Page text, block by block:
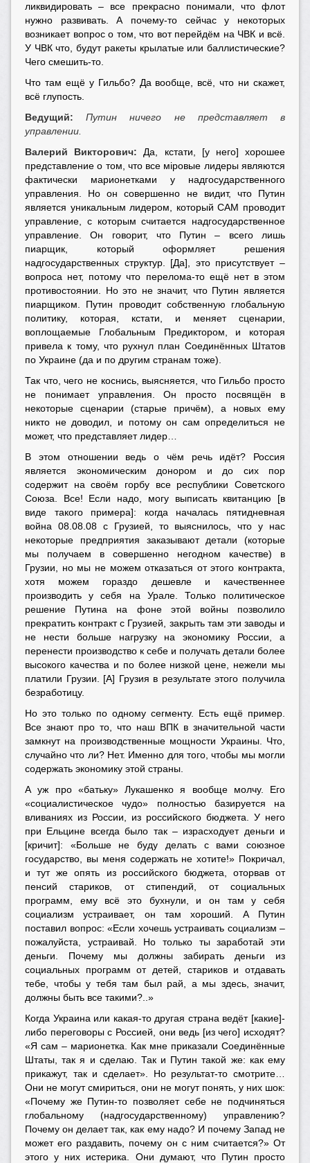
ликвидировать – все прекрасно понимали, что флот
нужно развивать. А почему-то сейчас у некоторых
возникает вопрос о том, что вот перейдём на ЧВК и всё.
У ЧВК что, будут ракеты крылатые или баллистические?
Чего смешить-то.
Что там ещё у Гильбо? Да вообще, всё, что ни скажет,
всё глупость.
Ведущий:
Путин ничего не представляет в
управлении.
Валерий Викторович: Да, кстати, [у него] хорошее
представление о том, что все мiровые лидеры являются
фактически марионетками у надгосударственного
управления. Но он совершенно не видит, что Путин
является уникальным лидером, который САМ проводит
управление, с которым считается надгосударственное
управление. Он говорит, что Путин – всего лишь
пиарщик, который оформляет решения
надгосударственных структур. [Да], это присутствует –
вопроса нет, потому что перелома-то ещё нет в этом
противостоянии. Но это не значит, что Путин является
пиарщиком. Путин проводит собственную глобальную
политику, которая, кстати, и меняет сценарии,
воплощаемые Глобальным Предиктором, и которая
привела к тому, что рухнул план Соединённых Штатов
по Украине (да и по другим странам тоже).
Так что, чего не коснись, выясняется, что Гильбо просто
не понимает управления. Он просто посвящён в
некоторые сценарии (старые причём), а новых ему
никто не доводил, и потому он сам определиться не
может, что представляет лидер…
В этом отношении ведь о чём речь идёт? Россия
является экономическим донором и до сих пор
содержит на своём горбу все республики Советского
Союза. Все! Если надо, могу выписать квитанцию [в
виде такого примера]: когда началась пятидневная
война 08.08.08 с Грузией, то выяснилось, что у нас
некоторые предприятия заказывают детали (которые
мы получаем в совершенно негодном качестве) в
Грузии, но мы не можем отказаться от этого контракта,
хотя можем гораздо дешевле и качественнее
производить у себя на Урале. Только политическое
решение Путина на фоне этой войны позволило
прекратить контракт с Грузией, закрыть там эти заводы и
не нести больше нагрузку на экономику России, а
перенести производство к себе и получать детали более
высокого качества и по более низкой цене, нежели мы
платили Грузии. [А] Грузия в результате этого получила
безработицу.
Но это только по одному сегменту. Есть ещё пример.
Все знают про то, что наш ВПК в значительной части
замкнут на производственные мощности Украины. Что,
случайно что ли? Нет. Именно для того, чтобы мы могли
содержать экономику этой страны.
А уж про «батьку» Лукашенко я вообще молчу. Его
«социалистическое чудо» полностью базируется на
вливаниях из России, из российского бюджета. У него
при Ельцине всегда было так – израсходует деньги и
[кричит]: «Больше не буду делать с вами союзное
государство, вы меня содержать не хотите!» Покричал,
и тут же опять из российского бюджета, оторвав от
пенсий стариков, от стипендий, от социальных
программ, ему всё это бухнули, и он там у себя
социализм устраивает, он там хороший. А Путин
поставил вопрос: «Если хочешь устраивать социализм –
пожалуйста, устраивай. Но только ты заработай эти
деньги. Почему мы должны забирать деньги из
социальных программ от детей, стариков и отдавать
тебе, чтобы у тебя там был рай, а мы здесь, значит,
должны быть все такими?..»
Когда Украина или какая-то другая страна ведёт [какие]-
либо переговоры с Россией, они ведь [из чего] исходят?
«Я сам – марионетка. Как мне приказали Соединённые
Штаты, так я и сделаю. Так и Путин такой же: как ему
прикажут, так и сделает». Но результат-то смотрите…
Они не могут смириться, они не могут понять, у них шок:
«Почему же Путин-то позволяет себе не подчиняться
глобальному (надгосударственному) управлению?
Почему он делает так, как ему надо? И почему Запад не
может его раздавить, почему он с ним считается?» От
этого у них истерика. Они думают, что Путин просто